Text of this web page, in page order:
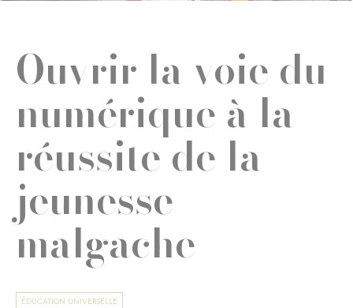
Ouvrir la voie du
numérique à la
réussite de la
jeunesse
malgache
ÉDUCATION UNIVERSELLE